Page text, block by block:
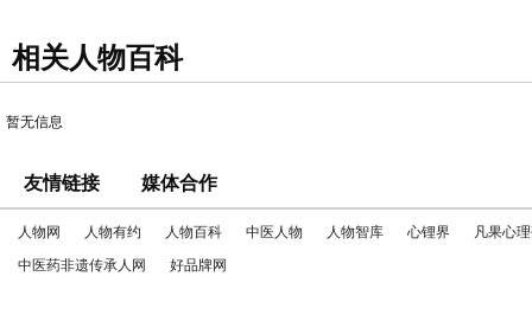
相关人物百科
暂无信息
友情链接 媒体合作
人物网 人物有约 人物百科 中医人物 人物智库 心锂界
凡果心
中医药非遗传承人网
好品牌网